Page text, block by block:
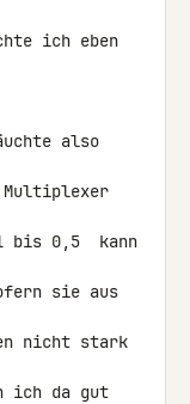
ich eben
also
bis 0,5  kann
sie aus
nicht stark
ich da gut